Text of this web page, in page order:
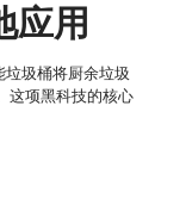
应用
圾桶将厨余垃圾
这项黑科技的核心